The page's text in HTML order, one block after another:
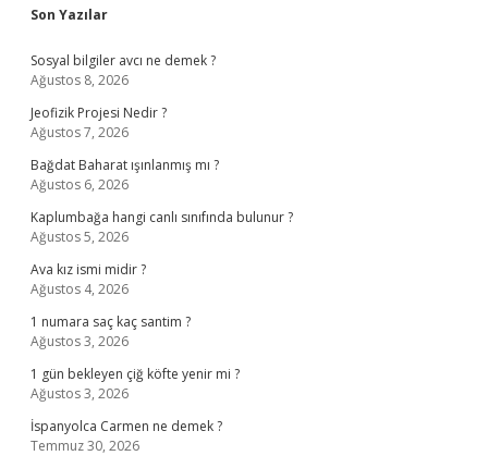
Sidebar
Son Yazılar
Sosyal bilgiler avcı ne demek ?
Ağustos 8, 2026
Jeofizik Projesi Nedir ?
Ağustos 7, 2026
Bağdat Baharat ışınlanmış mı ?
Ağustos 6, 2026
Kaplumbağa hangi canlı sınıfında bulunur ?
Ağustos 5, 2026
Ava kız ismi midir ?
Ağustos 4, 2026
1 numara saç kaç santim ?
Ağustos 3, 2026
1 gün bekleyen çiğ köfte yenir mi ?
Ağustos 3, 2026
İspanyolca Carmen ne demek ?
Temmuz 30, 2026